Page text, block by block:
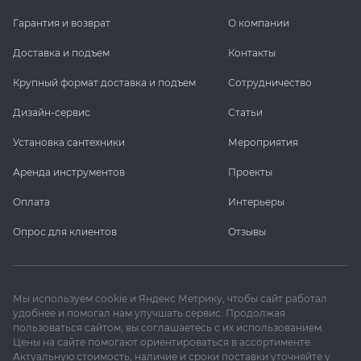
Гарантия и возврат
Доставка и подъем
Крупный формат доставка и подъем
Дизайн-сервис
Установка сантехники
Аренда инструментов
Оплата
Опрос для клиентов
О компании
Контакты
Сотрудничество
Статьи
Мероприятия
Проекты
Интерьеры
Отзывы
Мы используем cookie и Яндекс Метрику, чтобы сайт работал
удобнее и помогал нам улучшать сервис. Продолжая
пользоваться сайтом, вы соглашаетесь с их использованием.
Цены на сайте помогают ориентироваться в ассортименте.
Актуальную стоимость, наличие и сроки поставки уточняйте у